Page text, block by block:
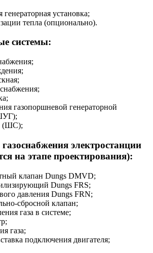
генераторная установка;
тепла (опционально).
системы:
газопоршневой генераторной
(ШС);
электростанции
на этапе проектирования):
клапан Dungs DMVD;
Dungs FRS;
давления Dungs FRN;
сбросной клапан;
газа в системе;
газа;
подключения двигателя;